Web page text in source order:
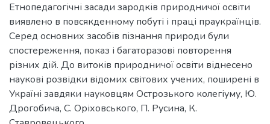
Етнопедагогічні засади зародків природничої освіти
виявлено в повсякденному побуті і праці праукраїнців.
Серед основних засобів пізнання природи були
спостереження, показ і багаторазові повторення
різних дій. До витоків природничої освіти віднесено
наукові розвідки відомих світових учених, поширені в
Україні завдяки науковцям Острозького колегіуму, Ю.
Дрогобича, С. Оріховського, П. Русина, К.